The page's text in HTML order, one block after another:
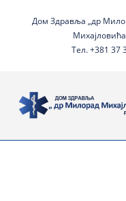
Дом Здравља „др
Тел. +381 37